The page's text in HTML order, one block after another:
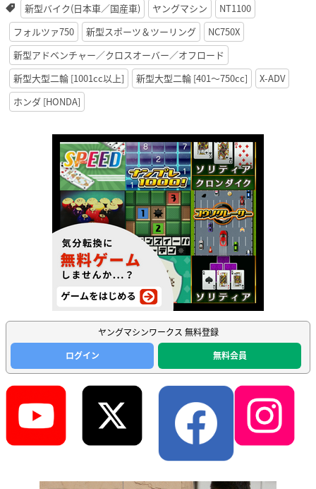
新型バイク(日本車／国産車) ヤングマシン
NT1100
フォルツァ750
新型スポーツ＆ツーリング
NC750X
新型アドベンチャー／クロスオーバー／オフロード
新型大型二輪 [1001cc以上]
新型大型二輪 [401〜750cc]
X-ADV
ホンダ [HONDA]
ヤングマシンワークス 無料登録
ログイン
無料会員